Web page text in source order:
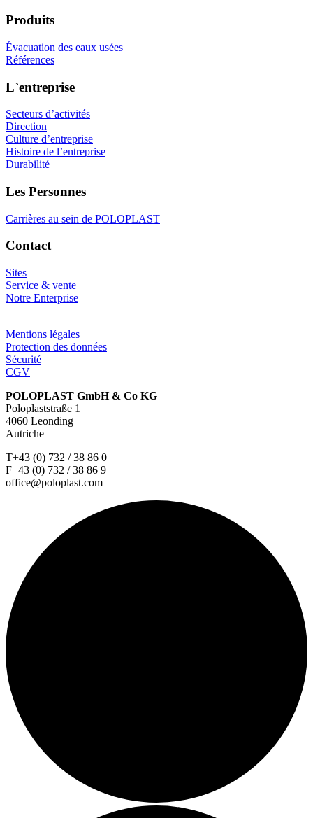
Produits
Évacuation des eaux usées
Références
L`entreprise
Secteurs d’activités
Direction
Culture d’entreprise
Histoire de l’entreprise
Durabilité
Les Personnes
Carrières au sein de POLOPLAST
Contact
Sites
Service & vente
Notre Enterprise
Mentions légales
Protection des données
Sécurité
CGV
POLOPLAST GmbH & Co KG
Poloplaststraße 1
4060 Leonding
Autriche
T+43 (0) 732 / 38 86 0
F+43 (0) 732 / 38 86 9
office@poloplast.com